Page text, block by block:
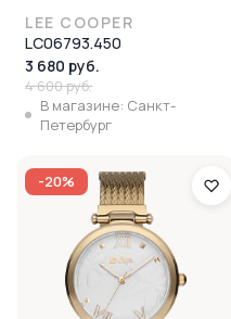
LEE COOPER
LC06793.450
3 680 руб.
4 600 руб.
В магазине: Санкт-
Петербург
-20%